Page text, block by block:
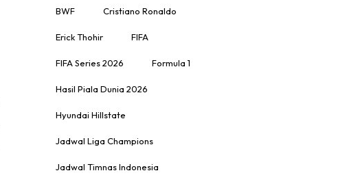
BWF Cristiano Ronaldo
Erick Thohir FIFA
FIFA Series 2026 Formula 1
Hasil Piala Dunia 2026
Hyundai Hillstate
Jadwal Liga Champions
Jadwal Timnas Indonesia